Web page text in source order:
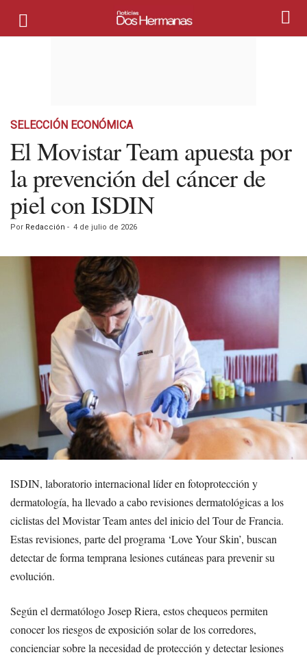
SELECCIÓN ECONÓMICA
El Movistar Team apuesta por
la prevención del cáncer de
piel con ISDIN
Por Redacción - 4 de julio de 2026
ISDIN, laboratorio internacional líder en fotoprotección y
dermatología, ha llevado a cabo revisiones dermatológicas a los
ciclistas del Movistar Team antes del inicio del Tour de Francia.
Estas revisiones, parte del programa ‘Love Your Skin’, buscan
detectar de forma temprana lesiones cutáneas para prevenir su
evolución.
Según el dermatólogo Josep Riera, estos chequeos permiten
conocer los riesgos de exposición solar de los corredores,
concienciar sobre la necesidad de protección y detectar lesiones